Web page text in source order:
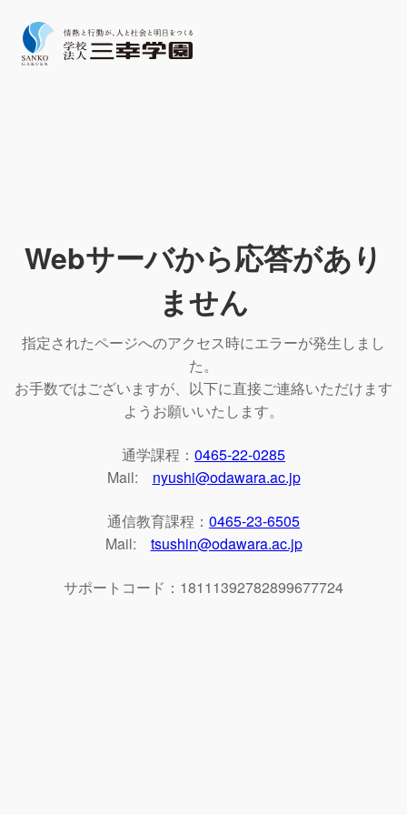
Webサーバから応答があり
ません
指定されたページへのアクセス時にエラーが発生しまし
た。
お手数ではございますが、以下に直接ご連絡いただけます
ようお願いいたします。
通学課程： 0465-22-0285
Mail: nyushi@odawara.ac.jp
通信教育課程： 0465-23-6505
Mail: tsushin@odawara.ac.jp
サポートコード：18111392782899677724